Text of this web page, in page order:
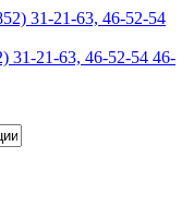
31-21-63, 46-52-54 46-